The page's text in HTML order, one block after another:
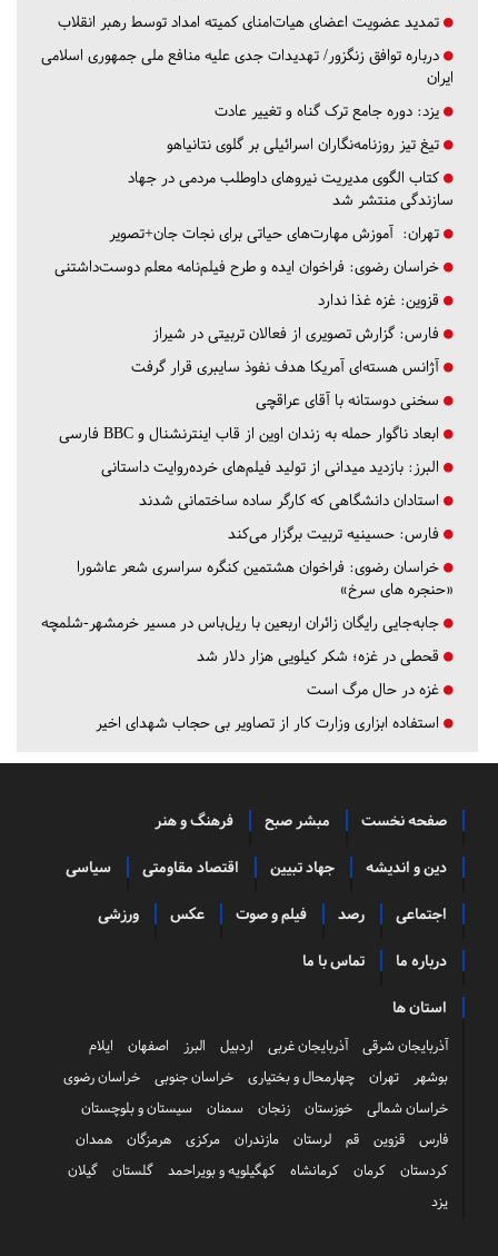
تمدید عضویت اعضای هیات‌امنای کمیته امداد توسط رهبر انقلاب
درباره توافق زنگزور/ تهدیدات جدی علیه منافع ملی جمهوری اسلامی
ایران
یزد: دوره جامع ترک گناه و تغییر عادت
تیغ تیز روزنامه‌نگاران اسرائیلی بر گلوی نتانیاهو
کتاب الگوی مدیریت نیروهای داوطلب مردمی در جهاد
سازندگی منتشر شد
تهران: آموزش مهارت‌های حیاتی برای نجات جان+تصویر
خراسان رضوی: فراخوان ایده و طرح فیلم‌نامه معلم دوست‌داشتنی
قزوین: غزه غذا ندارد
فارس: گزارش تصویری از فعالان تربیتی در شیراز
آژانس هسته‌ای آمریکا هدف نفوذ سایبری قرار گرفت
سخنی دوستانه با آقای عراقچی
ابعاد ناگوار حمله به زندان اوین از قاب اینترنشنال و BBC فارسی
البرز: بازدید میدانی از تولید فیلم‌های خرده‌روایت داستانی
استادان دانشگاهی که کارگر ساده ساختمانی شدند
فارس: حسینیه تربیت برگزار می‌کند
خراسان رضوی: فراخوان هشتمین کنگره سراسری شعر عاشورا
«حنجره های سرخ»
جابه‌جایی رایگان زائران اربعین با ریل‌باس در مسیر خرمشهر-شلمچه
قحطی در غزه؛ شکر کیلویی هزار دلار شد
غزه در حال مرگ است
استفاده ابزاری وزارت کار از تصاویر بی حجاب شهدای اخیر
صفحه نخست مبشر صبح فرهنگ و هنر
دین و اندیشه جهاد تبیین اقتصاد مقاومتی سیاسی
اجتماعی رصد فیلم و صوت عکس ورزشی
درباره ما تماس با ما
استان ها
آذربایجان شرقی آذربایجان غربی اردبیل البرز اصفهان
ایلام
بوشهر
تهران چهارمحال و بختیاری خراسان جنوبی
خراسان رضوی
خراسان شمالی
خوزستان زنجان سمنان
سیستان و بلوچستان
فارس
قزوین قم لرستان مازندران مرکزی هرمزگان
همدان
کردستان
کرمان کرمانشاه کهگیلویه و بویراحمد گلستان
گیلان
یزد